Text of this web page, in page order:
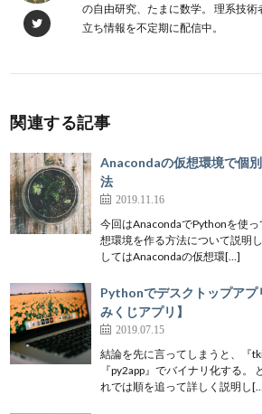
の自由研究、たまに数学。 理系技
立ち情報を不定期に配信中。
関連する記事
Anacondaの仮想環境で個
法
2019.11.16
今回はAnacondaでPythonを使
想環境を作る方法について説明
してはAnacondaの仮想環[…]
Pythonでデスクトップアプ
みくじアプリ】
2019.07.15
結論を先に言ってしまうと、『
『py2app』でバイナリ化する。
れでは順を追って詳しく説明し